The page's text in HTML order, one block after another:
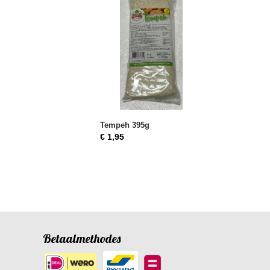
Tempeh 395g
€ 1,95
Betaalmethodes